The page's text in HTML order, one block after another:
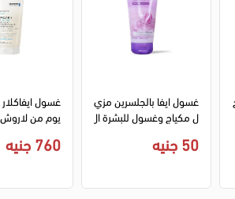
غسول ايفا بالجلسرين مزي
ل مكياج وغسول للبشرة ال
50 جنيه
غسول
760 جنيه